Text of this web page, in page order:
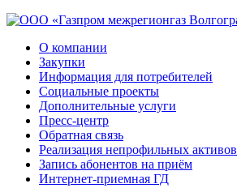
О компании
Закупки
Информация для потребителей
Социальные проекты
Дополнительные услуги
Пресс-центр
Обратная связь
Реализация непрофильных активов
Запись абонентов на приём
Интернет-приемная ГД